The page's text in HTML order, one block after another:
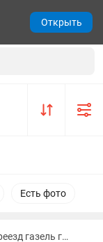
Есть фото
Грузоперевозки переезд газель груз грузчики перевозка груза
Открыть